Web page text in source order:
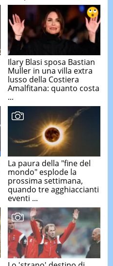
Ilary Blasi sposa Bastian
Muller in una villa extra
lusso della Costiera
Amalfitana: quanto costa
...
La paura della "fine del
mondo" esplode la
prossima settimana,
quando tre agghiaccianti
eventi ...